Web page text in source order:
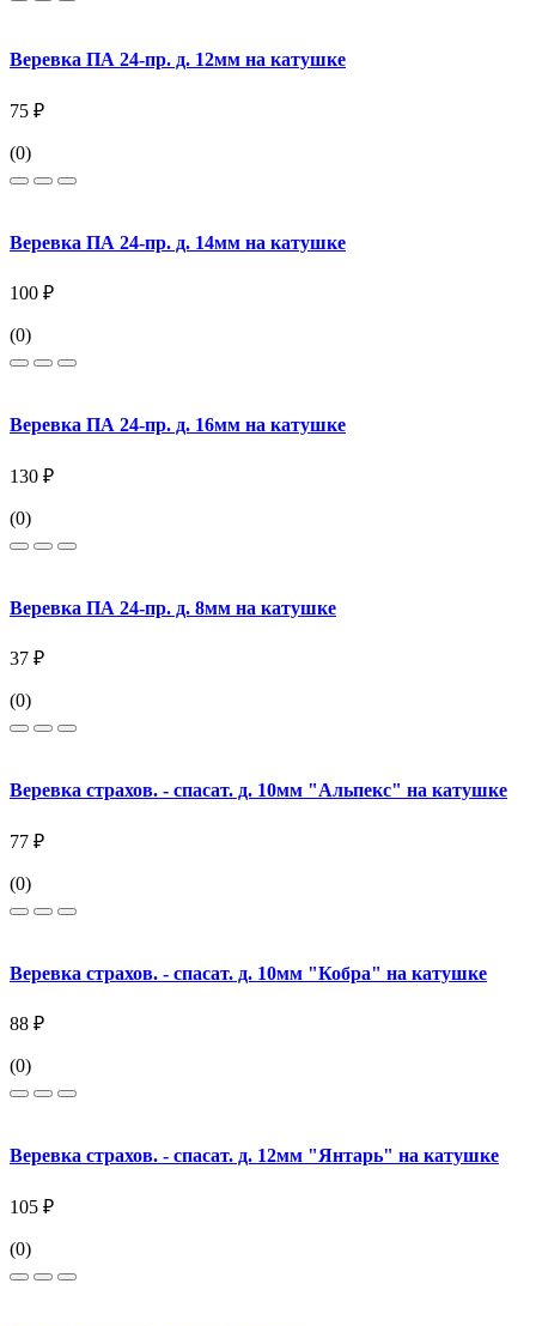
Веревка ПА 24-пр. д. 12мм на катушке
75 ₽
(0)
Веревка ПА 24-пр. д. 14мм на катушке
100 ₽
(0)
Веревка ПА 24-пр. д. 16мм на катушке
130 ₽
(0)
Веревка ПА 24-пр. д. 8мм на катушке
37 ₽
(0)
Веревка страхов. - спасат. д. 10мм "Альпекс" на катушке
77 ₽
(0)
Веревка страхов. - спасат. д. 10мм "Кобра" на катушке
88 ₽
(0)
Веревка страхов. - спасат. д. 12мм "Янтарь" на катушке
105 ₽
(0)